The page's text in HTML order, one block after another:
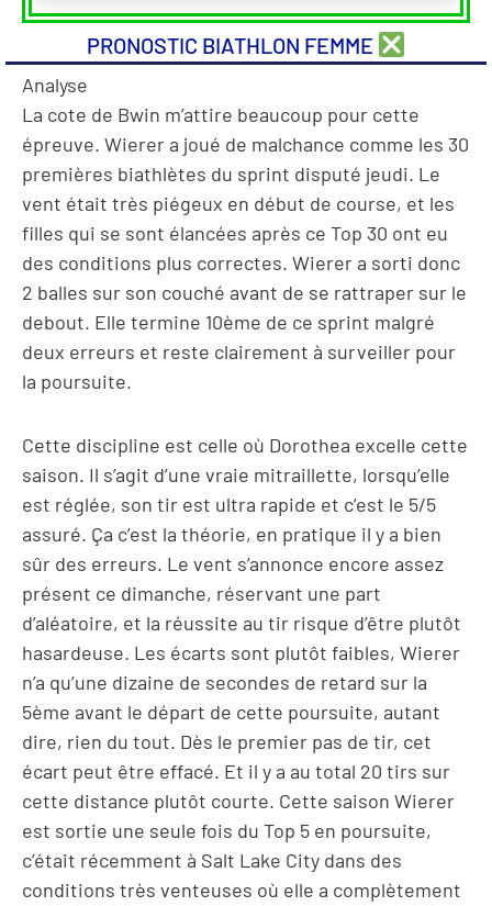
PRONOSTIC BIATHLON FEMME
Analyse
La cote de Bwin m’attire beaucoup pour cette
épreuve. Wierer a joué de malchance comme les 30
premières biathlètes du sprint disputé jeudi. Le
vent était très piégeux en début de course, et les
filles qui se sont élancées après ce Top 30 ont eu
des conditions plus correctes. Wierer a sorti donc
2 balles sur son couché avant de se rattraper sur le
debout. Elle termine 10ème de ce sprint malgré
deux erreurs et reste clairement à surveiller pour
la poursuite.
Cette discipline est celle où Dorothea excelle cette
saison. Il s’agit d’une vraie mitraillette, lorsqu’elle
est réglée, son tir est ultra rapide et c’est le 5/5
assuré. Ça c’est la théorie, en pratique il y a bien
sûr des erreurs. Le vent s’annonce encore assez
présent ce dimanche, réservant une part
d’aléatoire, et la réussite au tir risque d’être plutôt
hasardeuse. Les écarts sont plutôt faibles, Wierer
n’a qu’une dizaine de secondes de retard sur la
5ème avant le départ de cette poursuite, autant
dire, rien du tout. Dès le premier pas de tir, cet
écart peut être effacé. Et il y a au total 20 tirs sur
cette distance plutôt courte. Cette saison Wierer
est sortie une seule fois du Top 5 en poursuite,
c’était récemment à Salt Lake City dans des
conditions très venteuses où elle a complètement